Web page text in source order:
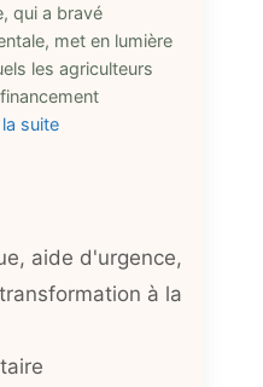
qui a bravé
met en lumière
les agriculteurs
la suite
, aide d'urgence,
transformation à la